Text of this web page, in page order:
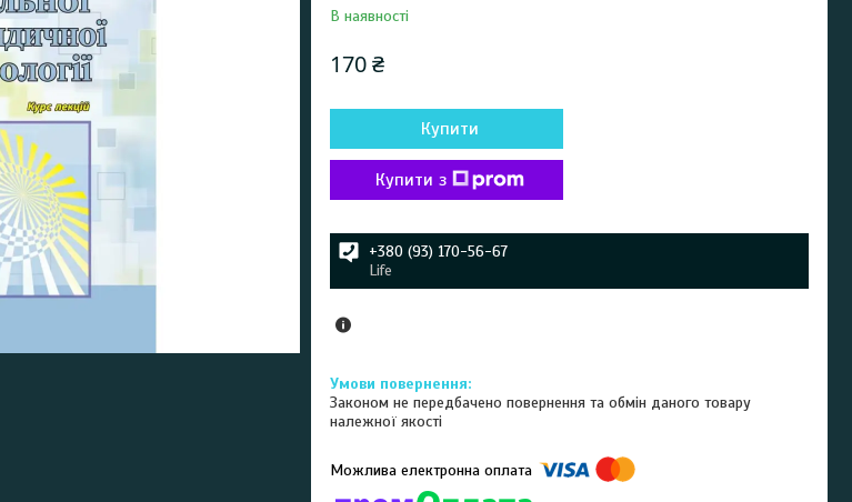
В наявності
170 ₴
Купити
Купити з
+380 (93) 170-56-67
Life
Законом не передбачено повернення та обмін даного товару
належної якості